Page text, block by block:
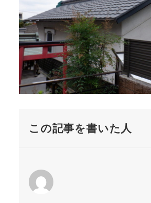
この記事を書いた人